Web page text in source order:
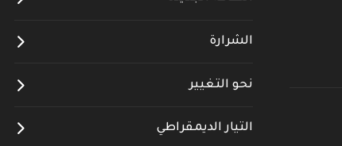
الشرارة
نحو التغيير
التيار الديمقراطي